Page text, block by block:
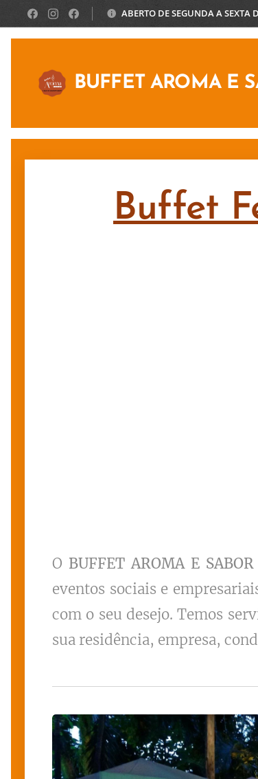
ABERTO DE SEGUNDA A SEXTA
BUFFET AROMA E
Buffet
O BUFFET AROMA E SABOR
eventos sociais e
com o seu desejo. Temos
sua residência, empresa,